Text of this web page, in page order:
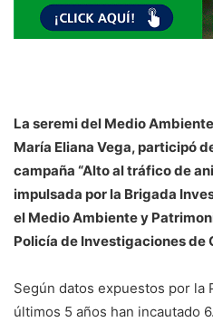
La seremi del Medio
María Eliana Vega, participó
campaña “Alto al tráfico de
impulsada por la Brigada
el Medio Ambiente y
Policía de Investigaciones de
Según datos expuestos por la
últimos 5 años han incautado